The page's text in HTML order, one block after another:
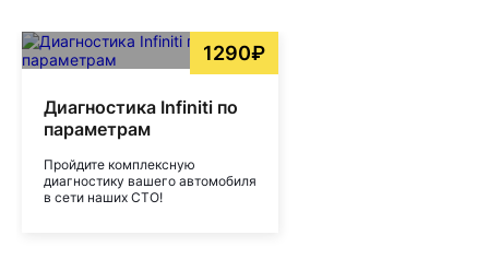
1290₽
Диагностика Infiniti по
параметрам
Пройдите комплексную
диагностику вашего автомобиля
в сети наших СТО!